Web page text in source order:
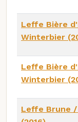
Leffe Bière
Winterbier
Leffe Bière
Winterbier
Leffe Brune /